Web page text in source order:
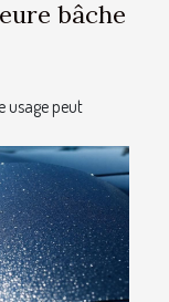
bâche
usage peut